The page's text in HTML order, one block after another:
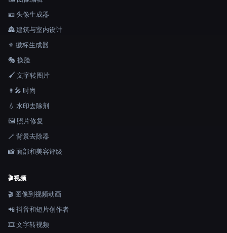
🪪 头像生成器
🏯 建筑与室内设计
⚜️ 徽标生成器
🎭 换脸
🖌️ 文字转图片
👩‍🎤 时尚
💧 水印去除剂
🖼️ 照片修复
🪄 背景去除器
📸 面部和美容评级
🎬视频
🎬 图像到视频动画
📲 抖音和短片创作者
🎞️ 文字转视频